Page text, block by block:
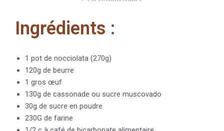
Ingrédients :
1 pot de nocciolata (270g)
120g de beurre
1 gros œuf
130g de cassonade ou sucre muscovado
30g de sucre en poudre
230G de farine